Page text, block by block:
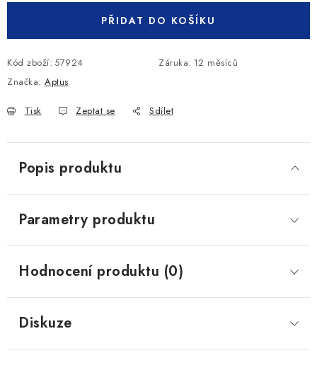
PŘIDAT DO KOŠÍKU
Kód zboží: 57924 Záruka: 12 měsíců
Značka: Aptus
Tisk Zeptat se Sdílet
Popis produktu
Parametry produktu
Hodnocení produktu (0)
Diskuze